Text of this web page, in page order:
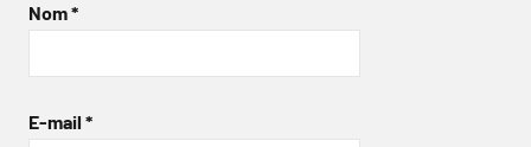
Nom*
E-mail *